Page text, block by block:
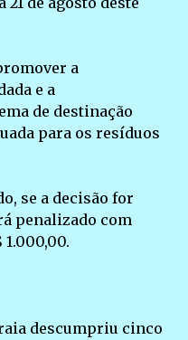
a
e a
de destinação
para os resíduos
se a decisão for
penalizado com
descumpriu cinco